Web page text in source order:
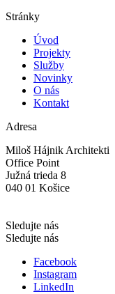
Stránky
Úvod
Projekty
Služby
Novinky
O nás
Kontakt
Adresa
Miloš Hájnik Architekti
Office Point
Južná trieda 8
040 01 Košice
Sledujte nás
Sledujte nás
Facebook
Instagram
LinkedIn